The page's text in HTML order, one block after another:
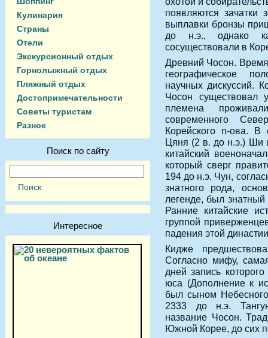
Кулинария
Страны
Отели
Экскурсионный отдых
Горнолыжный отдых
Пляжный отдых
Достопримечательности
Советы туристам
Разное
Поиск по сайту
Интересное
появляются зачатки
выплавки бронзы
до н.э., однако
сосуществовали в
Древний Чосон. Время
географическое
научных дискуссий.
Чосон
племена
современного
Корейского п-ова. В
Цяня (2 в. до н.э.) Ши
китайский
который сверг
194 до н.э. Чун,
знатного рода,
легенде, был
Ранние китайские
группой
падения этой
Кидже
Согласно мифу,
дней запись
юса (Дополнение к
был сыном
2333 до н.э.
название Чосон.
Южной Корее, до сих